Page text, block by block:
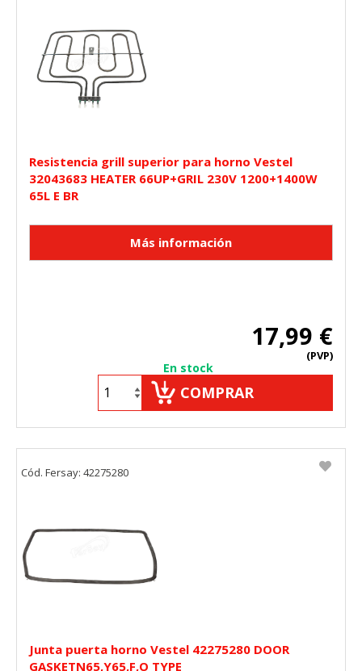
Resistencia grill superior para horno Vestel
32043683 HEATER 66UP+GRIL 230V 1200+1400W
65L E BR
17,99 €
(PVP)
En stock
COMPRAR
Junta puerta horno Vestel 42275280 DOOR
GASKETN65,Y65,F,O TYPE
Cód. Fersay: 42275280